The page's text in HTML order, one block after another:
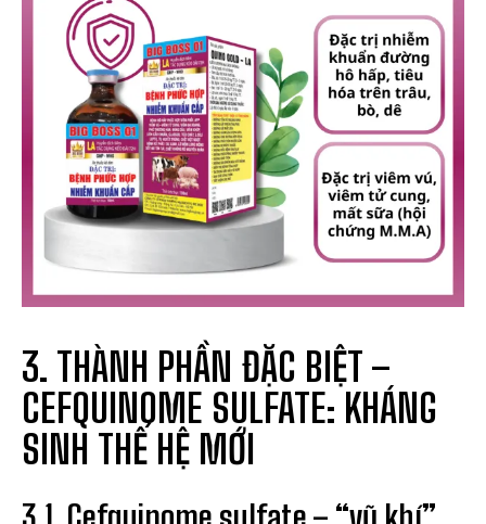
3. THÀNH PHẦN ĐẶC BIỆT –
CEFQUINOME SULFATE: KHÁNG
SINH THẾ HỆ MỚI